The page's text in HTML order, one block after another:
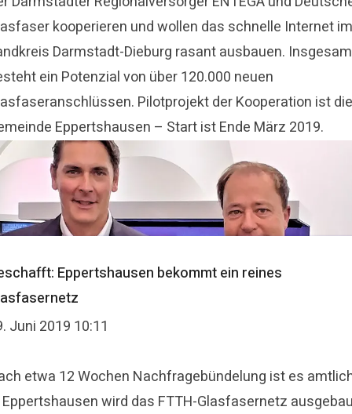
kooperieren und wollen das schnelle Internet im
Darmstadt-Dieburg rasant ausbauen.
ein Potenzial von über 120.000 neuen
Pilotprojekt der Kooperation ist die
Eppertshausen – Start ist Ende März 2019.
Eppertshausen bekommt ein reines
Juni 2019 10:11
etwa 12 Wochen Nachfragebündelung ist es
wird das FTTH-Glasfasernetz